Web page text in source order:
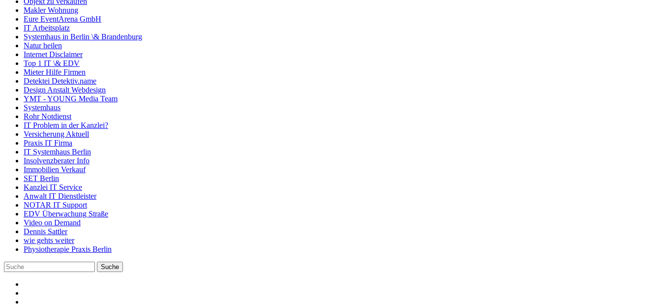
Makler Wohnung
Eure EventArena GmbH
IT Arbeitsplatz
Systemhaus in Berlin \& Brandenburg
Natur heilen
Internet Disclaimer
Top 1 IT \& EDV
Mieter Hilfe Firmen
Detektei Detektiv.name
Design Anstalt Webdesign
YMT - YOUNG Media Team
Systemhaus
Rohr Notdienst
IT Problem in der Kanzlei?
Versicherung Aktuell
Praxis IT Firma
IT Systemhaus Berlin
Insolvenzberater Info
Immobilien Verkauf
SET Berlin
Kanzlei IT Service
Anwalt IT Dienstleister
NOTAR IT Support
EDV Überwachung Straße
Video on Demand
Dennis Sattler
wie gehts weiter
Physiotherapie Praxis Berlin